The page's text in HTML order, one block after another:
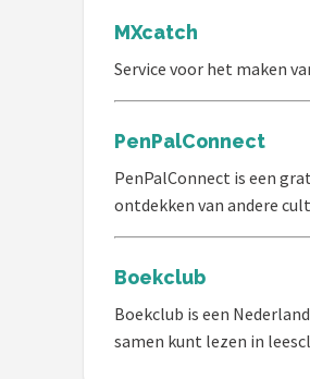
MXcatch
Service voor het maken
PenPalConnect
PenPalConnect is een
ontdekken van andere
Boekclub
Boekclub is een
samen kunt lezen in